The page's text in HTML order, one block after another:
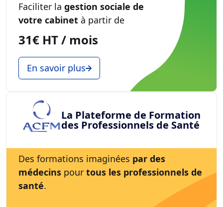
Faciliter la gestion sociale de
votre cabinet à partir de
31€ HT / mois
En savoir plus
La Plateforme de Formation
des Professionnels de Santé
Des formations imaginées par des
médecins pour tous les professionnels de
santé.